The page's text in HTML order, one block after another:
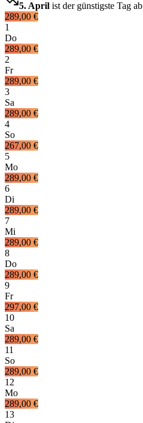
5. April ist der günstigste Tag ab
289,00 €
1
Do
289,00 €
2
Fr
289,00 €
3
Sa
289,00 €
4
So
267,00 €
5
Mo
289,00 €
6
Di
289,00 €
7
Mi
289,00 €
8
Do
289,00 €
9
Fr
297,00 €
10
Sa
289,00 €
11
So
289,00 €
12
Mo
289,00 €
13